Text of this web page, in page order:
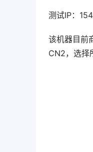
测试IP：
该机器目前
CN2，选择